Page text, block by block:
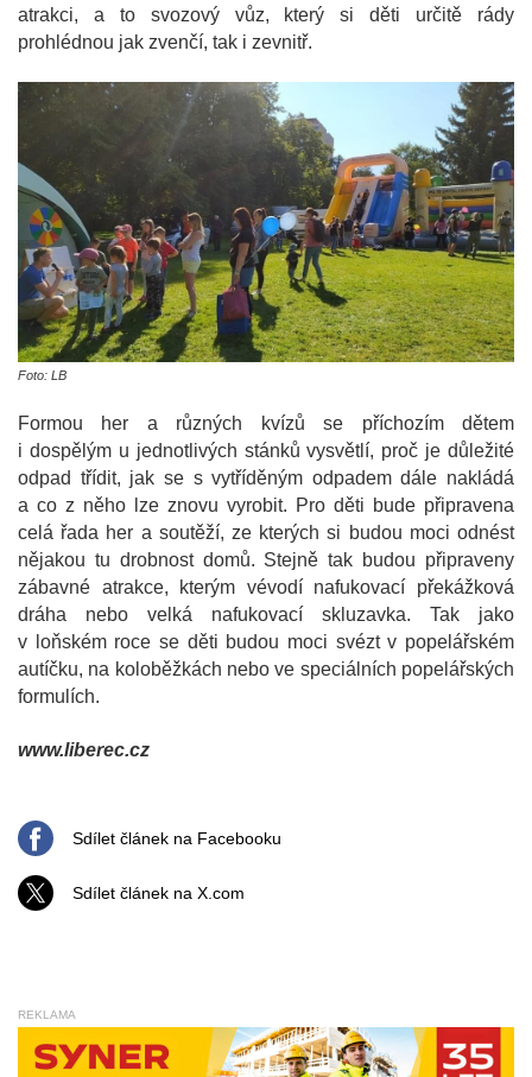
atrakci, a to svozový vůz, který si děti určitě rády
prohlédnou jak zvenčí, tak i zevnitř.
Foto: LB
Formou her a různých kvízů se příchozím dětem
i dospělým u jednotlivých stánků vysvětlí, proč je důležité
odpad třídit, jak se s vytříděným odpadem dále nakládá
a co z něho lze znovu vyrobit. Pro děti bude připravena
celá řada her a soutěží, ze kterých si budou moci odnést
nějakou tu drobnost domů. Stejně tak budou připraveny
zábavné atrakce, kterým vévodí nafukovací překážková
dráha nebo velká nafukovací skluzavka. Tak jako
v loňském roce se děti budou moci svézt v popelářském
autíčku, na koloběžkách nebo ve speciálních popelářských
formulích.
www.liberec.cz
Sdílet článek na Facebooku
Sdílet článek na X.com
REKLAMA